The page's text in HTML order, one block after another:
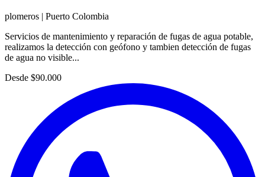
plomeros | Puerto Colombia
Servicios de mantenimiento y reparación de fugas de agua potable,
realizamos la detección con geófono y tambien detección de fugas
de agua no visible...
Desde $90.000